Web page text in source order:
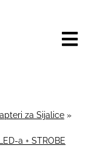
za Sijalice »
a + STROBE